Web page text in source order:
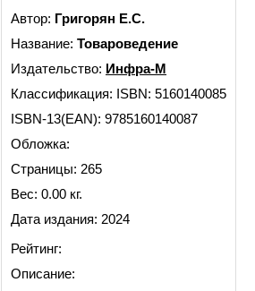
Автор: Григорян Е.С.
Название: Товароведение
Издательство: Инфра-М
Классификация:
ISBN: 5160140085
ISBN-13(EAN): 9785160140087
Обложка:
Страницы: 265
Вес: 0.00 кг.
Дата издания: 2024
Рейтинг:
Описание: